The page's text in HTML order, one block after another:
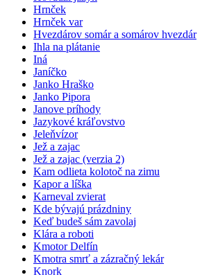
Hrnček
Hrnček var
Hvezdárov somár a somárov hvezdár
Ihla na plátanie
Iná
Janíčko
Janko Hraško
Janko Pipora
Janove príhody
Jazykové kráľovstvo
Jeleňvízor
Jež a zajac
Jež a zajac (verzia 2)
Kam odlieta kolotoč na zimu
Kapor a líška
Karneval zvierat
Kde bývajú prázdniny
Keď budeš sám zavolaj
Klára a roboti
Kmotor Delfín
Kmotra smrť a zázračný lekár
Knork